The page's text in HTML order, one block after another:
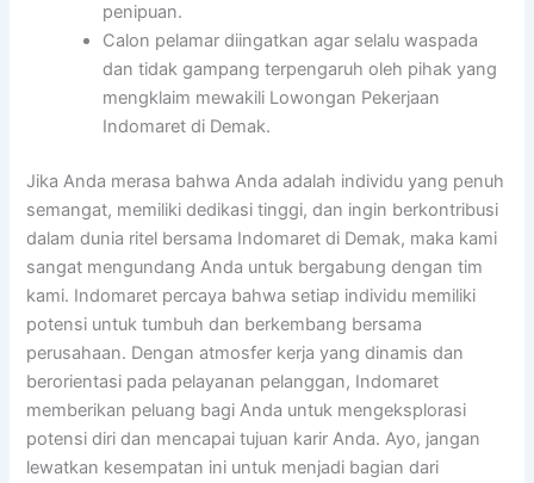
penipuan.
Calon pelamar diingatkan agar selalu waspada
dan tidak gampang terpengaruh oleh pihak yang
mengklaim mewakili Lowongan Pekerjaan
Indomaret di Demak.
Jika Anda merasa bahwa Anda adalah individu yang penuh
semangat, memiliki dedikasi tinggi, dan ingin berkontribusi
dalam dunia ritel bersama Indomaret di Demak, maka kami
sangat mengundang Anda untuk bergabung dengan tim
kami. Indomaret percaya bahwa setiap individu memiliki
potensi untuk tumbuh dan berkembang bersama
perusahaan. Dengan atmosfer kerja yang dinamis dan
berorientasi pada pelayanan pelanggan, Indomaret
memberikan peluang bagi Anda untuk mengeksplorasi
potensi diri dan mencapai tujuan karir Anda. Ayo, jangan
lewatkan kesempatan ini untuk menjadi bagian dari